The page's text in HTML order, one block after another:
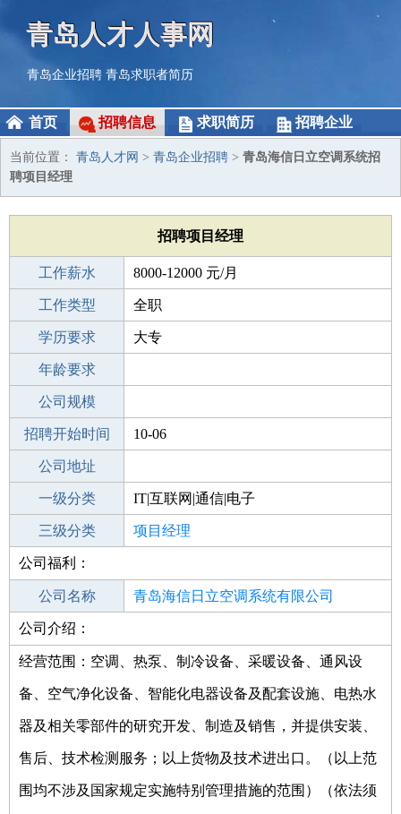
青岛人才人事网
青岛企业招聘 青岛求职者简历
首页 招聘信息 求职简历 招聘企业
当前位置： 青岛人才网 > 青岛企业招聘 > 青岛海信日立空调系统招
聘项目经理
招聘项目经理
工作薪水 8000-12000 元/月
招聘人数 1人
工作类型 全职
性别要求 -
学历要求 大专
工作经验
年龄要求
工作地点
公司规模
公司电话
招聘开始时间 10-06
招聘结束时间
公司地址
一级分类 IT|互联网|通信|电子
二级分类 技术开发
三级分类 项目经理
其他行业
公司福利：
公司名称 青岛海信日立空调系统有限公司
公司类型
公司介绍：
经营范围：空调、热泵、制冷设备、采暖设备、通风设
备、空气净化设备、智能化电器设备及配套设施、电热水
器及相关零部件的研究开发、制造及销售，并提供安装、
售后、技术检测服务；以上货物及技术进出口。（以上范
围均不涉及国家规定实施特别管理措施的范围）（依法须